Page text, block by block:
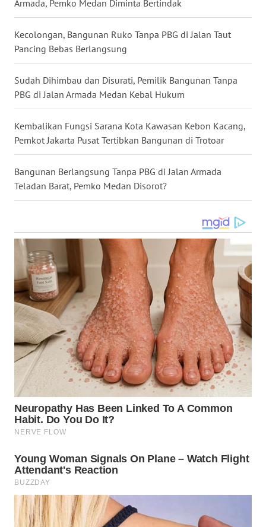
Armada, Pemko Medan Diminta Bertindak
Kecolongan, Bangunan Ruko Tanpa PBG di Jalan Taut
Pancing Bebas Berlangsung
Sudah Dihimbau dan Disurati, Pemilik Bangunan Tanpa
PBG di Jalan Armada Medan Kebal Hukum
Kembalikan Fungsi Sarana Kota Kawasan Kebon Kacang,
Pemkot Jakarta Pusat Tertibkan Bangunan di Trotoar
Bangunan Berlangsung Tanpa PBG di Jalan Armada
Teladan Barat, Pemko Medan Disorot?
KALTARA
WN
KALSEL
WN
KALTIM
WN
SULSEL
WN
GORONTALO
WN
MALUKU
WN
MALUT
WN
DAIRI
TOBA
NIAS
LANGKAT